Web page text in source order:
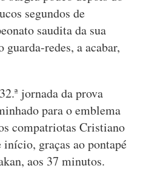
segundos de
saudita da sua
redes, a acabar,
jornada da prova
para o emblema
compatriotas Cristiano
graças ao pontapé
aos 37 minutos.